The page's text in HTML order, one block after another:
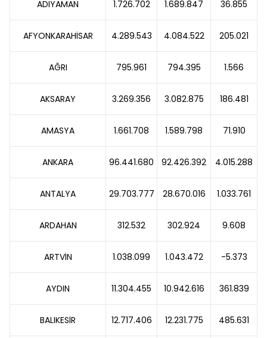
ADIYAMAN 1.726.702 1.689.847 36.855
AFYONKARAHİSAR 4.289.543 4.084.522 205.021
AĞRI 795.961 794.395 1.566
AKSARAY 3.269.356 3.082.875 186.481
AMASYA 1.661.708 1.589.798 71.910
ANKARA 96.441.680 92.426.392 4.015.288
ANTALYA 29.703.777 28.670.016 1.033.761
ARDAHAN 312.532 302.924 9.608
ARTVİN 1.038.099 1.043.472 -5.373
AYDIN 11.304.455 10.942.616 361.839
BALIKESİR 12.717.406 12.231.775 485.631